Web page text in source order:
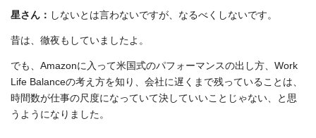
星さん： しないとは言わないですが、なるべくしないです。
昔は、徹夜もしていましたよ。
でも、Amazonに入って米国式のパフォーマンスの出し方、Work
Life Balanceの考え方を知り、会社に遅くまで残っていることは、
時間数が仕事の尺度になっていて決していいことじゃない、と思
うようになりました。